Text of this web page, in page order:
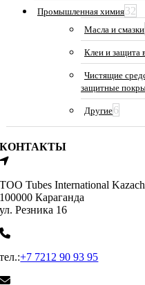
Промышленная химия32
Масла и смазки
Клеи и защита
Чистящие
защитные
Другие6
КОНТАКТЫ
ТОО Tubes International
100000 Караганда
ул. Резника 16
тел.:+7 7212 90 93 95